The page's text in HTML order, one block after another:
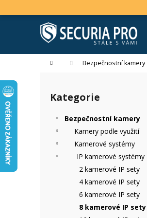
na
Domů Bezpečnostní kamery
Přeskočit
kategorie
Kategorie
Bezpečnostní kamery
Kamery podle využití
Kamerové systémy
IP kamerové systémy
2 kamerové IP sety
4 kamerové IP sety
6 kamerové IP sety
8 kamerové IP sety
o
k
Zpět
obchodu
Zpět
obchodu